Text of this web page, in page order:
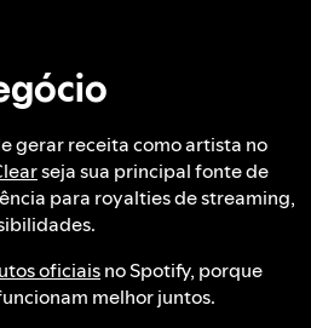
gerar receita como artista no
seja sua principal fonte de
para royalties de streaming,
oficiaisno Spotify, porque
melhor juntos.